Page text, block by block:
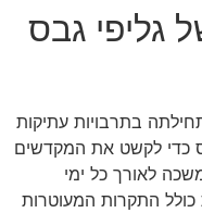
גליפי גבס
בתרבויות עתיקות
כדי לקשט את המקדשים
לאורך כל ימי
כולל התקרות המעוטרות